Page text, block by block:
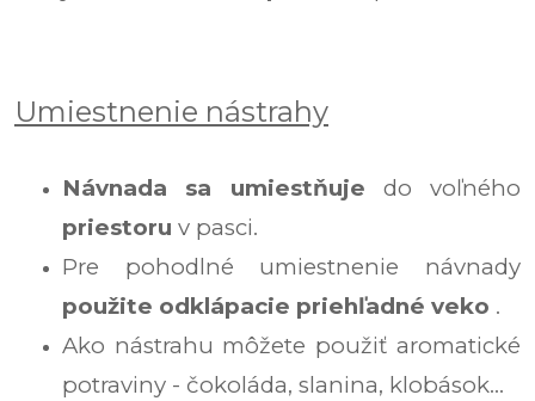
Umiestnenie nástrahy
Návnada sa umiestňuje do voľného
priestoru v pasci.
Pre pohodlné umiestnenie návnady
použite odklápacie priehľadné veko .
Ako nástrahu môžete použiť aromatické
potraviny - čokoláda, slanina, klobások...